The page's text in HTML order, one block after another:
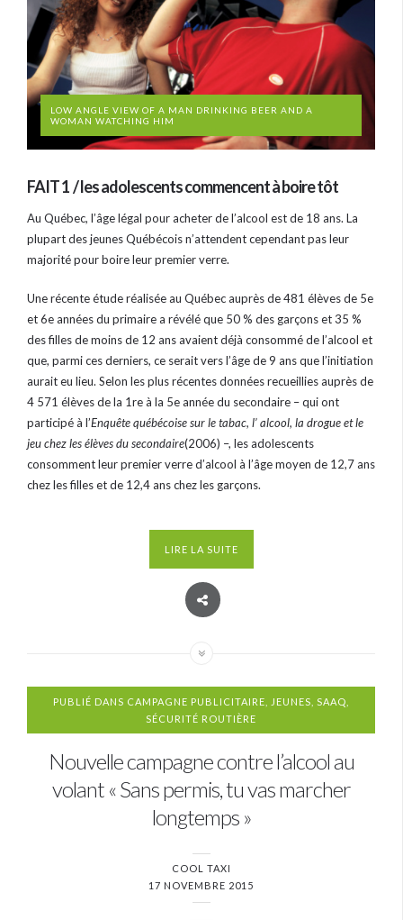
LOW ANGLE VIEW OF A MAN DRINKING BEER AND A
WOMAN WATCHING HIM
FAIT 1/ les adolescents commencent à boire tôt
Au Québec, l’âge légal pour acheter de l’alcool est de 18 ans. La
plupart des jeunes Québécois n’attendent cependant pas leur
majorité pour boire leur premier verre.
Une récente étude réalisée au Québec auprès de 481 élèves de 5e
et 6e années du primaire a révélé que 50 % des garçons et 35 %
des filles de moins de 12 ans avaient déjà consommé de l’alcool et
que, parmi ces derniers, ce serait vers l’âge de 9 ans que l’initiation
aurait eu lieu. Selon les plus récentes données recueillies auprès de
4 571 élèves de la 1re à la 5e année du secondaire – qui ont
participé à l’Enquête québécoise sur le tabac, l’ alcool, la drogue et le
jeu chez les élèves du secondaire(2006) –, les adolescents
consomment leur premier verre d’alcool à l’âge moyen de 12,7 ans
chez les filles et de 12,4 ans chez les garçons.
LIRE LA SUITE
PUBLIÉ DANS CAMPAGNE PUBLICITAIRE JEUNES SAAQ
SÉCURITÉ ROUTIÈRE
Nouvelle campagne contre l’alcool au
volant « Sans permis, tu vas marcher
longtemps »
COOL TAXI
17 NOVEMBRE 2015